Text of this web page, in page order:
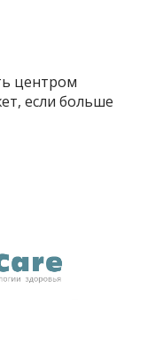
центром
если больше